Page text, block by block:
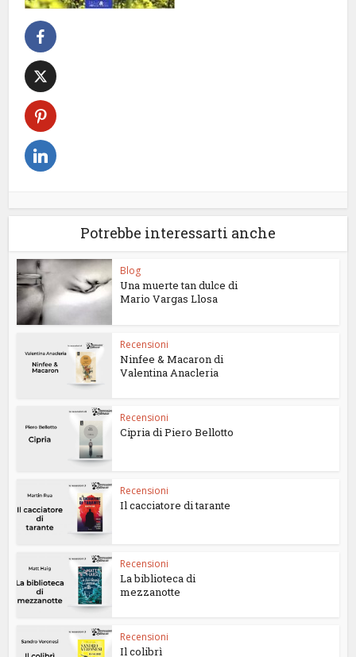
Potrebbe interessarti anche
Blog
Una muerte tan dulce di
Mario Vargas Llosa
Recensioni
Ninfee & Macaron di
Valentina Anacleria
Recensioni
Cipria di Piero Bellotto
Recensioni
Il cacciatore di tarante
Recensioni
La biblioteca di
mezzanotte
Recensioni
Il colibrì